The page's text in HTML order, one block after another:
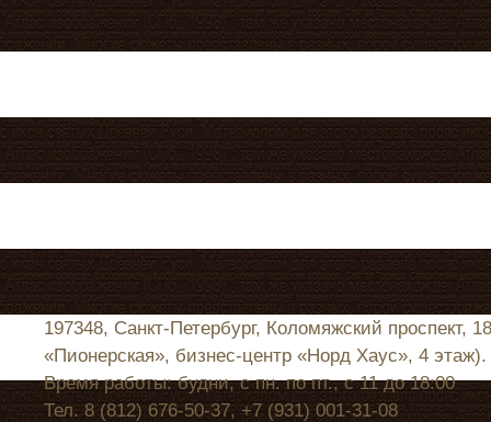
197348, Санкт-Петербург, Коломяжский
«Пионерская», бизнес-центр «Норд Хаус», 4 этаж).
Время работы: будни, с пн. по пт., с 11 до 18:00
Тел. 8 (812) 676-50-37, +7 (931) 001-31-08